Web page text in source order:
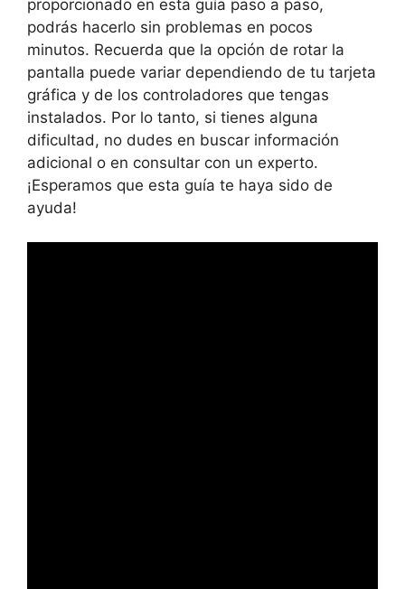
proporcionado en esta guía paso a paso,
podrás hacerlo sin problemas en pocos
minutos. Recuerda que la opción de rotar la
pantalla puede variar dependiendo de tu tarjeta
gráfica y de los controladores que tengas
instalados. Por lo tanto, si tienes alguna
dificultad, no dudes en buscar información
adicional o en consultar con un experto.
¡Esperamos que esta guía te haya sido de
ayuda!